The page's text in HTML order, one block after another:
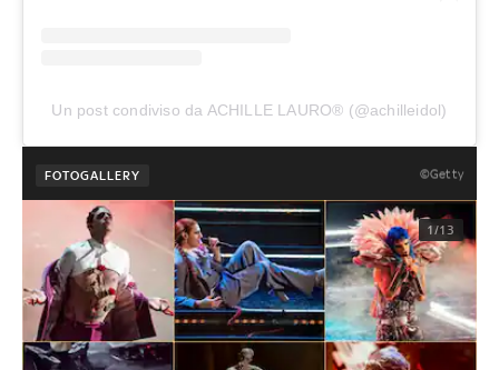
Un post condiviso da ACHILLE LAURO® (@achilleidol)
FOTOGALLERY ©Getty
1/13